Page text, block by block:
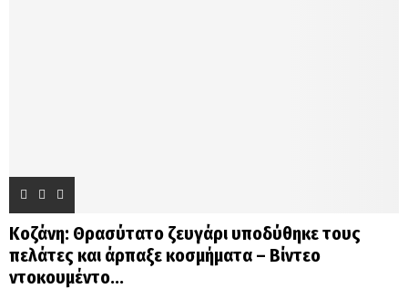
Κοζάνη: Θρασύτατο ζευγάρι υποδύθηκε τους
πελάτες και άρπαξε κοσμήματα – Βίντεο
ντοκουμέντο...